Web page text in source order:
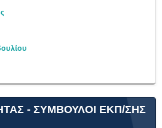
- ΣΎΜΒΟΥΛΟΙ ΕΚΠ/ΣΗΣ